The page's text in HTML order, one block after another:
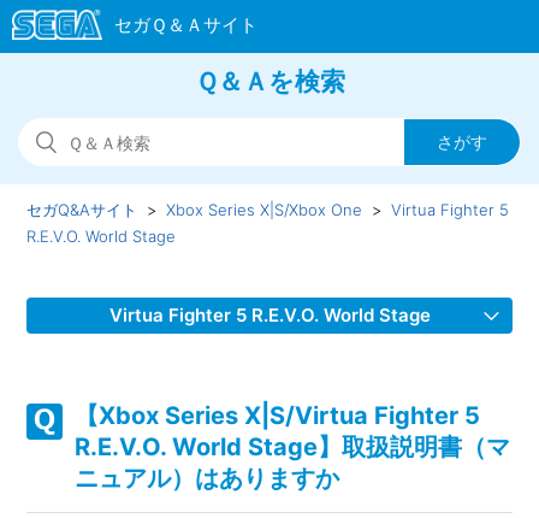
Ｑ＆Ａを検索
セガQ&Aサイト Xbox Series X|S/Xbox One
Virtua Fighter 5
R.E.V.O. World Stage
Virtua Fighter 5 R.E.V.O. World Stage
デュラルをアーケードモードで使えない
【Xbox Series X|S/Virtua Fighter 5 R.E.V.O. World Stage】
クロスプレイを制限したい・有効にしたい
【Xbox Series X|S/Virtua Fighter 5
R.E.V.O. World Stage】取扱説明書（マ
ニュアル）はありますか